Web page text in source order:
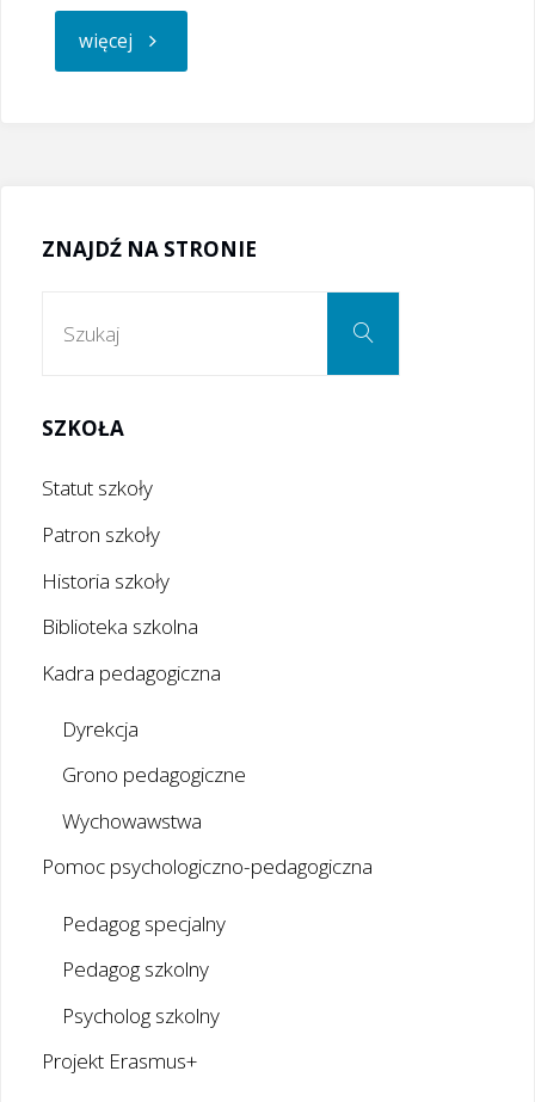
więcej "Oferta:
ZNAJDŹ NA STRONIE
Szukaj
SZKOŁA
Statut szkoły
Patron szkoły
Historia szkoły
Biblioteka szkolna
Kadra pedagogiczna
Dyrekcja
Grono pedagogiczne
Wychowawstwa
Pomoc psychologiczno-pedagogiczna
Pedagog specjalny
Pedagog szkolny
Psycholog szkolny
Projekt Erasmus+